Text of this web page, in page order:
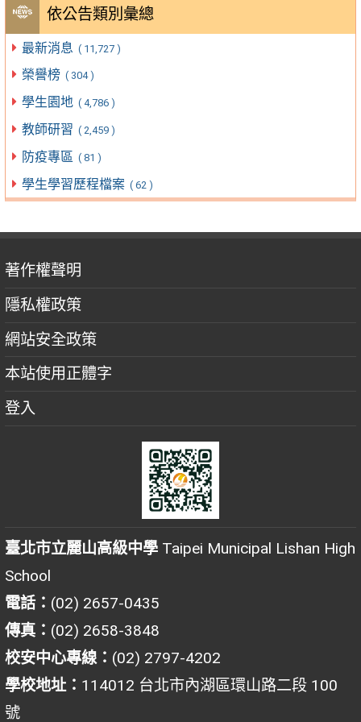
依公告類別彙總
最新消息 ( 11,727 )
榮譽榜 ( 304 )
學生園地 ( 4,786 )
教師研習 ( 2,459 )
防疫專區 ( 81 )
學生學習歷程檔案 ( 62 )
著作權聲明
隱私權政策
網站安全政策
本站使用正體字
登入
臺北市立麗山高級中學 Taipei Municipal Lishan High
School
電話： (02) 2657-0435
傳真： (02) 2658-3848
校安中心專線： (02) 2797-4202
學校地址： 114012 台北市內湖區環山路二段 100
號